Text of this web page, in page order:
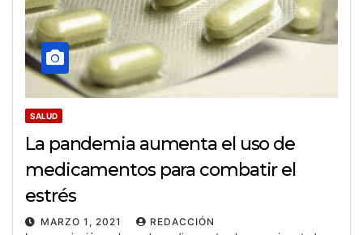
SALUD
La pandemia aumenta el uso de
medicamentos para combatir el
estrés
MARZO 1, 2021
REDACCIÓN